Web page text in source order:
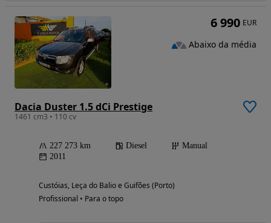
Dacia Duster 1.5 dCi Prestige
1461 cm3 • 110 cv
227 273 km Diesel
Manual
2011
Custóias, Leça do Balio e Guifões (Porto)
Profissional • Para o topo
6 990 EUR
Abaixo da média